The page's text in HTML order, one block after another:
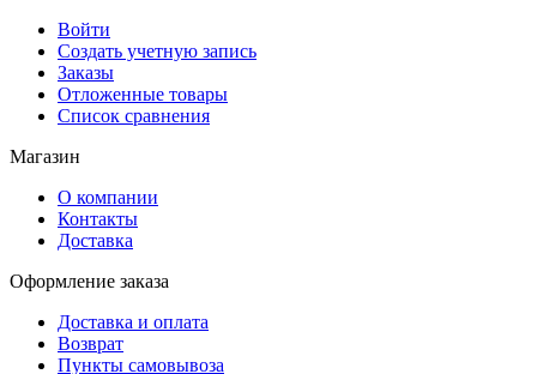
Войти
Создать учетную запись
Заказы
Отложенные товары
Список сравнения
Магазин
О компании
Контакты
Доставка
Оформление заказа
Доставка и оплата
Возврат
Пункты самовывоза